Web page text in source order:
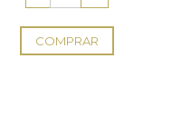
COMPRAR